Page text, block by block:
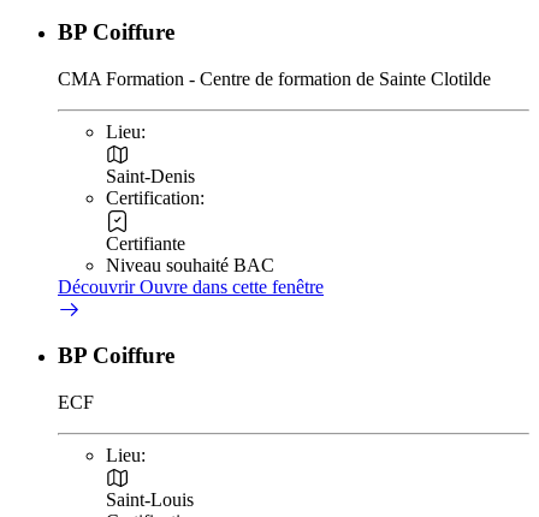
BP Coiffure
CMA Formation - Centre de formation de Sainte Clotilde
Lieu:
Saint-Denis
Certification:
Certifiante
Niveau souhaité BAC
DécouvrirOuvre dans cette fenêtre
BP Coiffure
ECF
Lieu:
Saint-Louis